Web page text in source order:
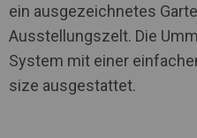
ein ausgezeichnetes
Ausstellungszelt. Die
System mit einer
size ausgestattet.